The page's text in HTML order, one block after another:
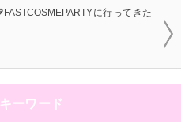
に行ってきた
ーワード